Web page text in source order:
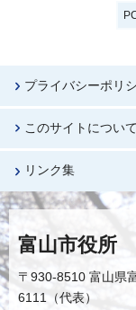
プライバシーポリ
このサイトについて
リンク集
富山市役所
〒930-8510 富山県
6111（代表）